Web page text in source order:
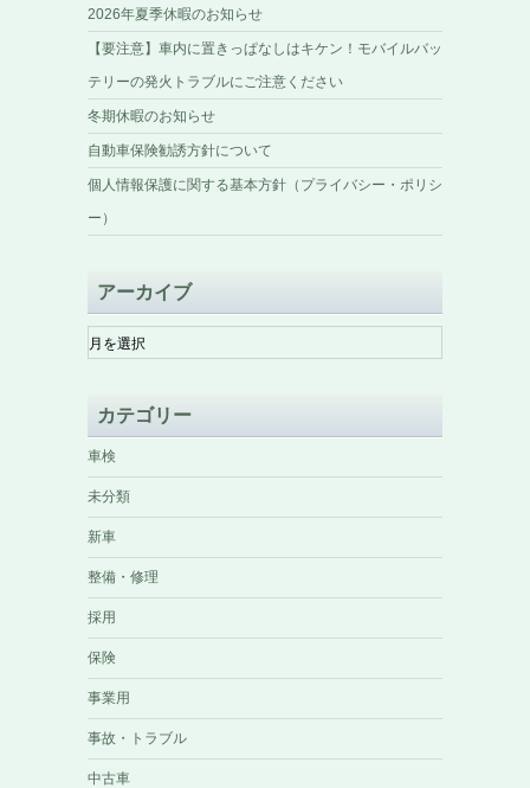
2026年夏季休暇のお知らせ
【要注意】車内に置きっぱなしはキケン！モバイルバッ
テリーの発火トラブルにご注意ください
冬期休暇のお知らせ
自動車保険勧誘方針について
個人情報保護に関する基本方針（プライバシー・ポリシ
ー）
アーカイブ
ア
ー
ブカテゴリー
車検
未分類
新車
整備・修理
採用
保険
事業用
事故・トラブル
中古車